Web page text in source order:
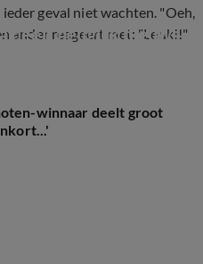
geval niet wachten. "Oeh,
ander reageert met: "Leuk!!"
deelt heuglijk nieuws
winnaar deelt groot